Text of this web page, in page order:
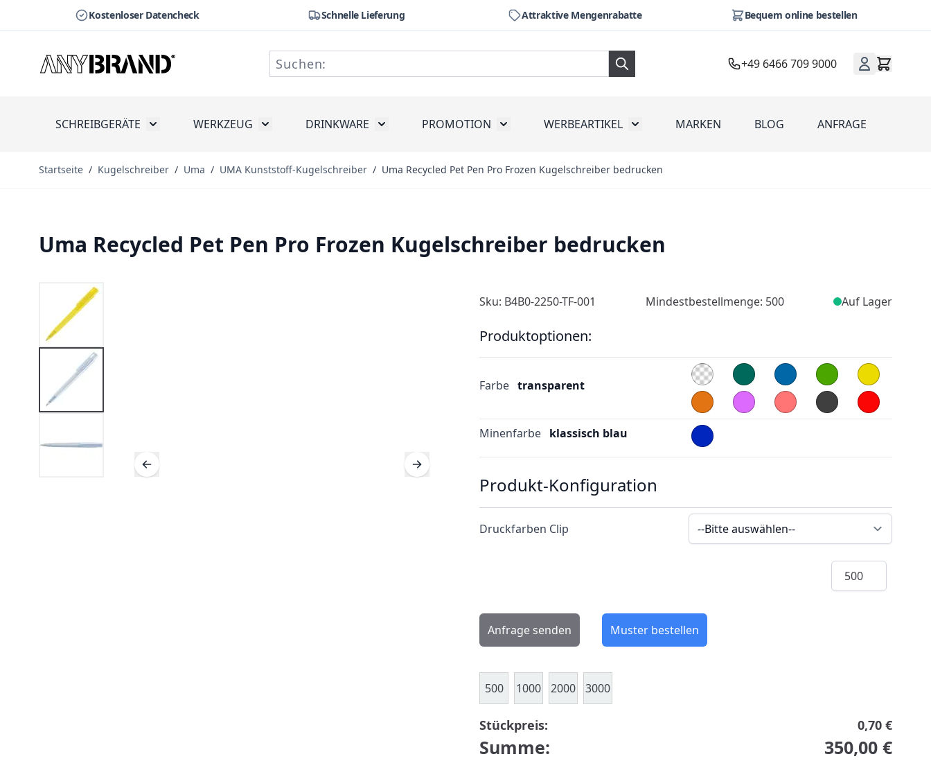
Kostenloser Datencheck Schnelle Lieferung Attraktive Mengenrabatte Bequem online bestellen
+49 6466 709 9000
SCHREIBGERÄTE Toggle submenu for Schreibgeräte
WERKZEUG Toggle submenu for Werkzeug
DRINKWARE Toggle submenu for Drinkware
PROMOTION Toggle submenu for Promotion
WERBEARTIKEL Toggle submenu for Werbeartikel
MARKEN BLOG ANFRAGE
Startseite / Kugelschreiber / Uma / UMA Kunststoff-Kugelschreiber / Uma Recycled Pet Pen Pro Frozen Kugelschreiber bedrucken
Uma Recycled Pet Pen Pro Frozen Kugelschreiber bedrucken
Sku: B4B0-2250-TF-001 Mindestbestellmenge: 500 Auf Lager
Produktoptionen:
Farbe transparent
Minenfarbe klassisch blau
Produkt-Konfiguration
Druckfarben Clip
Menge
Anfrage senden Muster bestellen
500 1000 2000 3000
Stückpreis: 0,70 €
Summe: 350,00 €